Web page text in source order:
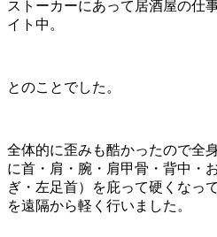
ストーカーにあって居酒屋の仕
イト中。
とのことでした。
全体的に歪みも酷かったので全
に首・肩・腕・肩甲骨・背中・
ぎ・左足首）
を庇って硬くなっ
を遠隔から軽く行いました。